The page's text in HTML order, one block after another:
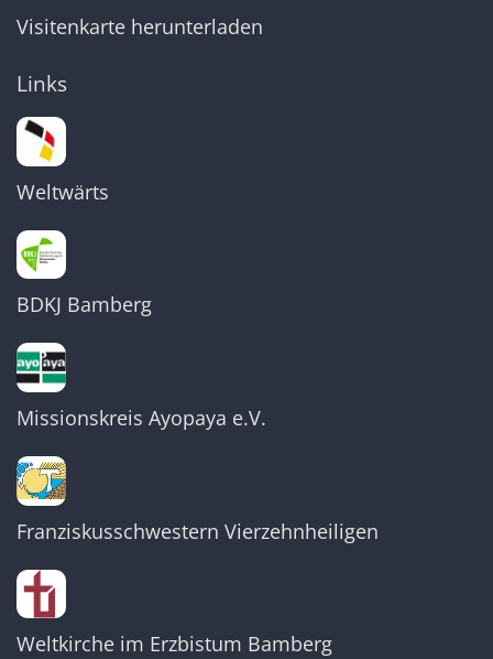
Visitenkarte herunterladen
Links
Weltwärts
BDKJ Bamberg
Missionskreis Ayopaya e.V.
Franziskusschwestern Vierzehnheiligen
Weltkirche im Erzbistum Bamberg